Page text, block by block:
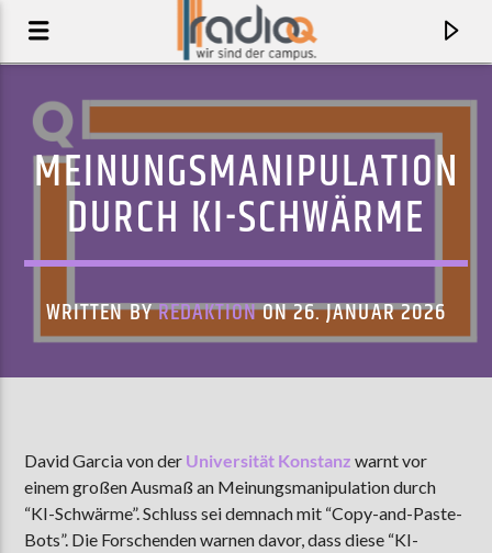
BOND GIRL
JOHN GLACIER
MEINUNGSMANIPULATION
DURCH KI-SCHWÄRME
WRITTEN BYREDAKTIONON 26. JANUAR 2026
David Garcia von der Universität Konstanz warnt vor
einem großen Ausmaß an Meinungsmanipulation durch
“KI-Schwärme”. Schluss sei demnach mit “Copy-and-Paste-
Bots”. Die Forschenden warnen davor, dass diese “KI-